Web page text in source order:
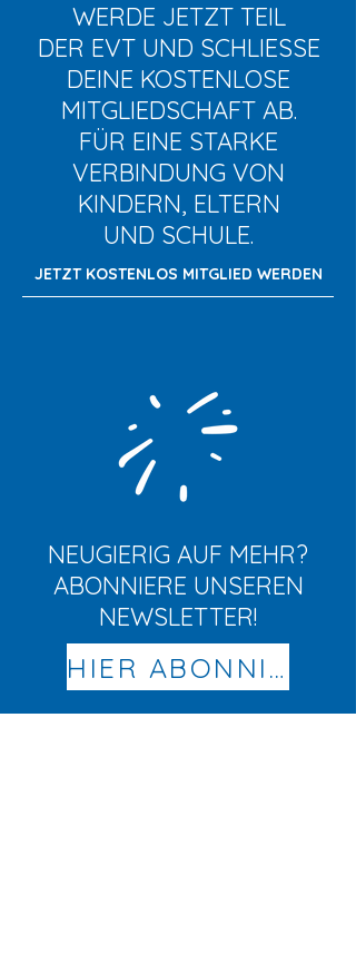
WERDE JETZT TEIL
DER EVT UND SCHLIESSE
DEINE KOSTENLOSE
MITGLIEDSCHAFT AB.
FÜR EINE STARKE
VERBINDUNG VON
KINDERN, ELTERN
UND SCHULE.
JETZT KOSTENLOS MITGLIED WERDEN
NEUGIERIG AUF MEHR?
ABONNIERE UNSEREN
NEWSLETTER!
HIER ABONNIEREN